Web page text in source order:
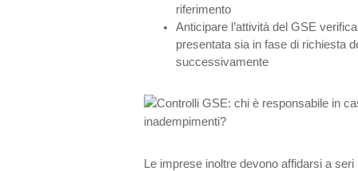
riferimento
Anticipare l’attività del GSE
presentata sia in fase di richiesta
successivamente
Le imprese inoltre devono affidarsi a